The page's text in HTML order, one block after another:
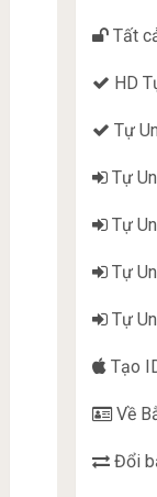
Tất
HD
Tự
Tự
Tự
Tự
Tự
Tạo
Về
Đổi